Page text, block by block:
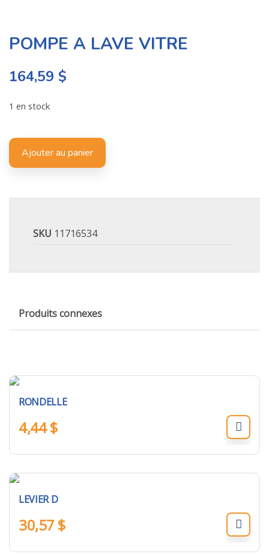
POMPE A LAVE VITRE
164,59 $
1 en stock
Ajouter au panier
SKU 11716534
Produits connexes
RONDELLE
4,44$
LEVIER D
30,57 $